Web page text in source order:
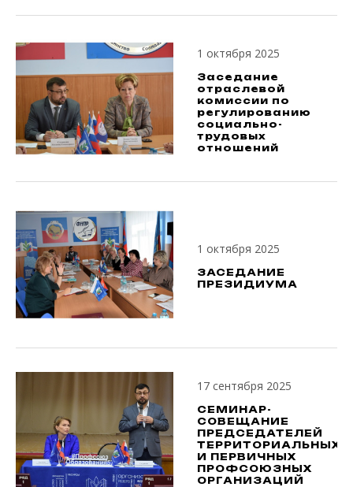
1 октября 2025
Заседание
отраслевой
комиссии по
регулированию
социально-
трудовых
отношений
1 октября 2025
ЗАСЕДАНИЕ
ПРЕЗИДИУМА
17 сентября 2025
СЕМИНАР-
СОВЕЩАНИЕ
ПРЕДСЕДАТЕЛЕЙ
ТЕРРИТОРИАЛЬНЫХ
И ПЕРВИЧНЫХ
ПРОФСОЮЗНЫХ
ОРГАНИЗАЦИЙ